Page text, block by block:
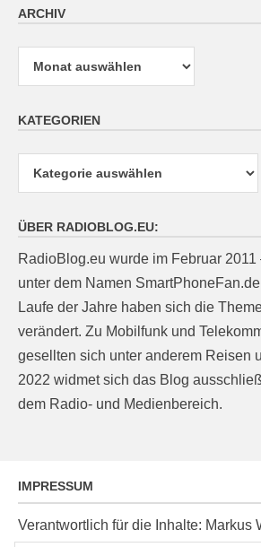
ARCHIV
Archiv
KATEGORIEN
ÜBER RADIOBLOG.EU:
RadioBlog.eu wurde im Februar 2011
unter dem Namen
Laufe der Jahre haben sich die
verändert. Zu Mobilfunk und
gesellten sich unter anderem Reisen
2022 widmet sich das Blog
dem Radio- und Medienbereich.
IMPRESSUM
Verantwortlich für die Inhalte: Markus